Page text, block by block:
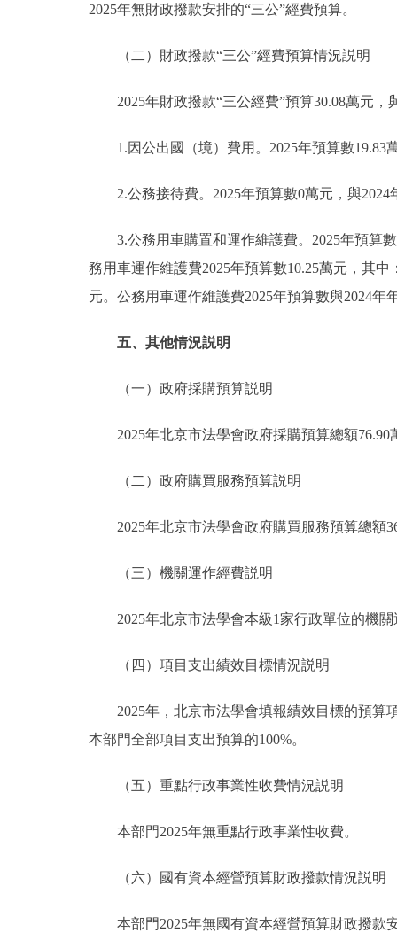
2025年無財政撥款安排的“三公”經費預算。
（二）財政撥款“三公”經費預算情況説明
2025年財政撥款“三公經費”預算30.08萬元，
1.因公出國（境）費用。2025年預算數19.83
2.公務接待費。2025年預算數0萬元，與2024
3.公務用車購置和運作維護費。2025年預算數
務用車運作維護費2025年預算數10.25萬元，其
元。公務用車運作維護費2025年預算數與2024年
五、其他情況説明
（一）政府採購預算説明
2025年北京市法學會政府採購預算總額76.90
（二）政府購買服務預算説明
2025年北京市法學會政府購買服務預算總額
（三）機關運作經費説明
2025年北京市法學會本級1家行政單位的機關
（四）項目支出績效目標情況説明
2025年，北京市法學會填報績效目標的預算項
本部門全部項目支出預算的100%。
（五）重點行政事業性收費情況説明
本部門2025年無重點行政事業性收費。
（六）國有資本經營預算財政撥款情況説明
本部門2025年無國有資本經營預算財政撥款